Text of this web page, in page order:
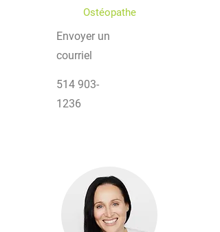
Ostéopathe
Envoyer un
courriel
514 903-
1236